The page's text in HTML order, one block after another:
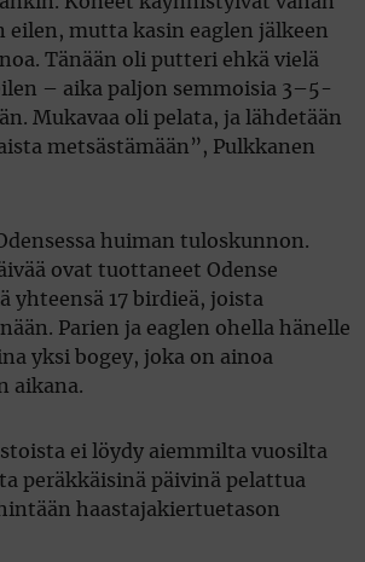
mutta kasin eaglen jälkeen
Tänään oli putteri ehkä vielä
– aika paljon semmoisia 3–5-
Mukavaa oli pelata, ja lähdetään
metsästämään”, Pulkkanen
huiman tuloskunnon.
ovat tuottaneet Odense
yhteensä 17 birdieä, joista
Parien ja eaglen ohella hänelle
yksi bogey, joka on ainoa
aikana.
ei löydy aiemmilta vuosilta
peräkkäisinä päivinä pelattua
haastajakiertuetason